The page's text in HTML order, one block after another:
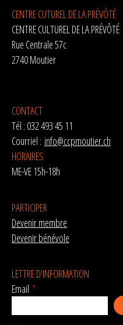
CENTRE CUTUREL DE LA PRÉVÔTÉ
CENTRE CULTUREL DE LA PRÉVÔTÉ
Rue Centrale 57c
2740 Moutier
CONTACT
Tél : 032 493 45 11
Courriel : info@ccpmoutier.ch
HORAIRES
ME-VE 15h-18h
PARTICIPER
Devenir membre
Devenir bénévole
LETTRE D'INFORMATION
Email *